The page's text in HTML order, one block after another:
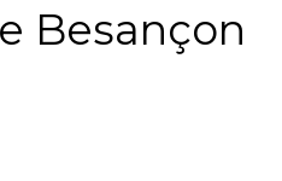
Besançon